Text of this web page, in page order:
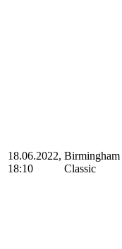
18.06.2022,
18:10
Birmingham
Classic